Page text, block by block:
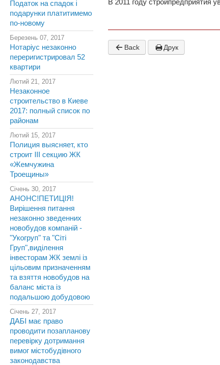
Податок на спадок і
подарунки платитимемо
по-новому
Березень 07, 2017
Нотаріус незаконно
переригистрировал 52
квартири
Лютий 21, 2017
Незаконное
строительство в Киеве
2017: полный список по
районам
Лютий 15, 2017
Полиция выясняет, кто
строит III секцию ЖК
«Жемчужина
Троещины»
Січень 30, 2017
АНОНС!ПЕТИЦІЯ!
Вирішення питання
незаконно зведенних
новобудов компаній -
"Укогруп" та "Сіті
Груп",виділення
інвесторам ЖК землі із
цільовим призначенням
та взяття новобудов на
баланс міста із
подальшою добудовою
Січень 27, 2017
ДАБІ має право
проводити позапланову
перевірку дотримання
вимог містобудівного
законодавства
В 2011 году стройпредприятия
Back Друк